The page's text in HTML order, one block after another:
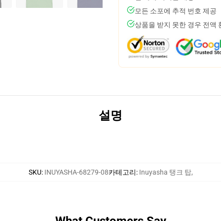
모든 소포에 추적 번호 제공
상품을 받지 못한 경우 전액
설명
SKU: INUYASHA-68279-08카테고리: Inuyasha 탱크 탑,